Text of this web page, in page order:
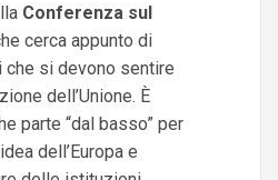
Conferenza sul
cerca appunto di
si devono sentire
dell’Unione. È
parte “dal basso” per
dell’Europa e